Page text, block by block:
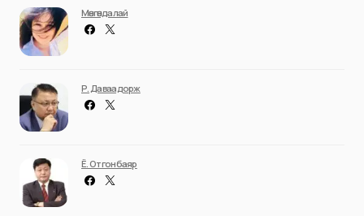
Мөнгөндалай
Р. Даваадорж
Ё. Отгонбаяр